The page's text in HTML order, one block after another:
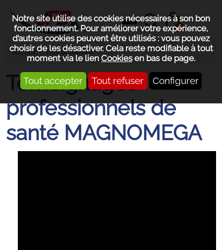
Notre site utilise des cookies nécessaires à son bon
fonctionnement. Pour améliorer votre expérience,
d’autres cookies peuvent être utilisés : vous pouvez
choisir de les désactiver. Cela reste modifiable à tout
moment via le lien Cookiesen bas de page.
Tout accepter Tout refuser Configurer
0
Accueil Nos actualités
Témoignages
professionnels de
santé MAGNOMEGA